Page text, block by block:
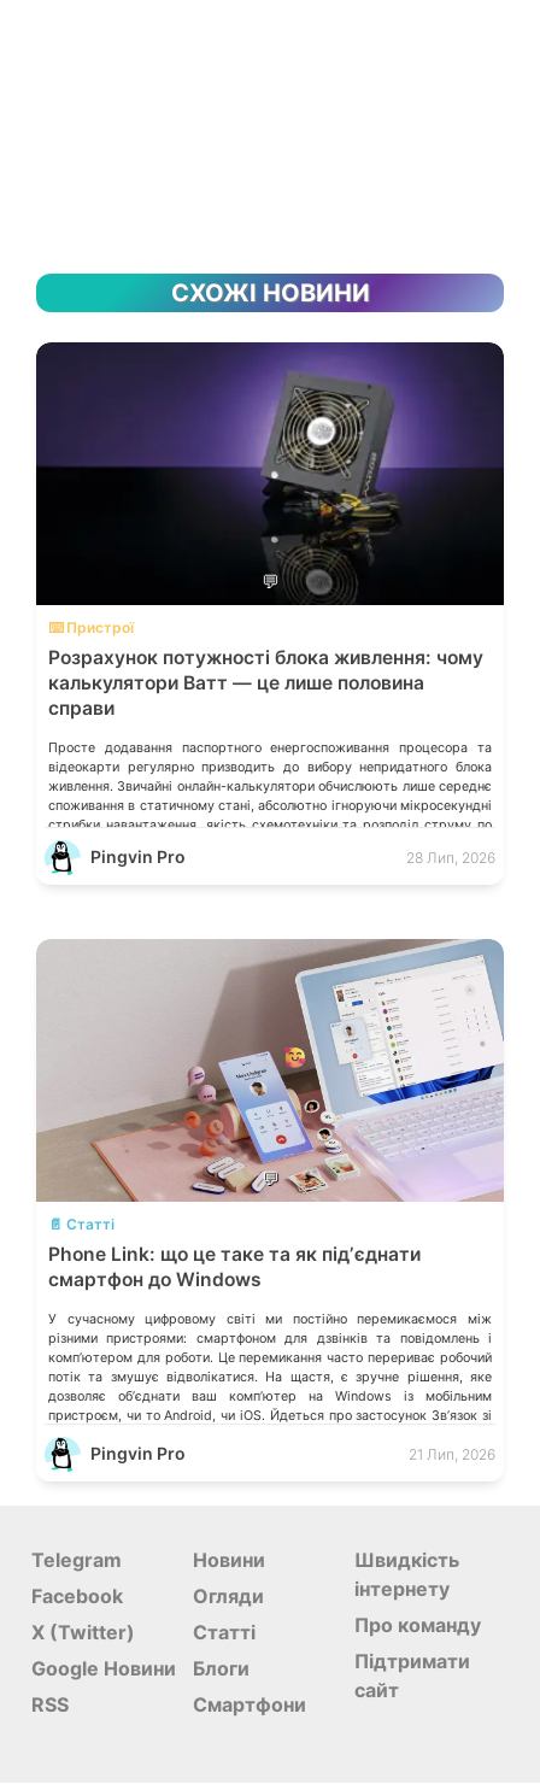
СХОЖІ НОВИНИ
💬
⌨️ Пристрої
Розрахунок потужності блока живлення: чому
калькулятори Ватт — це лише половина
справи
Просте додавання паспортного енергоспоживання процесора та
відеокарти регулярно призводить до вибору непридатного блока
живлення. Звичайні онлайн-калькулятори обчислюють лише середнє
споживання в статичному стані, абсолютно ігноруючи мікросекундні
стрибки навантаження, якість схемотехніки та розподіл струму по
окремих лініях. Розберімо, які технічні параметри насправді
визначають надійність системи живлення та як правильно підібрати
Pingvin Pro 28 Лип, 2026
💬
📄 Статті
Phone Link: що це таке та як підʼєднати
смартфон до Windows
У сучасному цифровому світі ми постійно перемикаємося між
різними пристроями: смартфоном для дзвінків та повідомлень і
компʼютером для роботи. Це перемикання часто перериває робочий
потік та змушує відволікатися. На щастя, є зручне рішення, яке
дозволяє обʼєднати ваш компʼютер на Windows із мобільним
пристроєм, чи то Android, чи iOS. Йдеться про застосунок Звʼязок зі
смартфоном (Phone Link) від Microsoft, що перетворює ваш ПК на
своєрідний «міст» до функцій смартфона.
Pingvin Pro 21 Лип, 2026
Telegram
Facebook
X (Twitter)
Google Новини
RSS
Новини
Огляди
Статті
Блоги
Смартфони
Швидкість
інтернету
Про команду
Підтримати
сайт